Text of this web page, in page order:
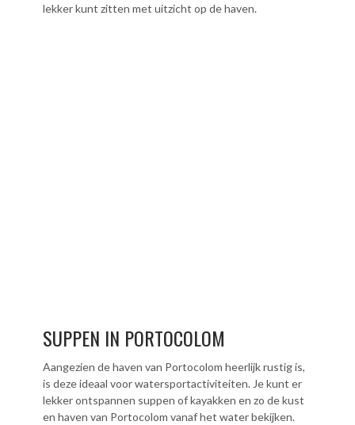
lekker kunt zitten met uitzicht op de haven.
SUPPEN IN PORTOCOLOM
Aangezien de haven van Portocolom heerlijk rustig is,
is deze ideaal voor watersportactiviteiten. Je kunt er
lekker ontspannen suppen of kayakken en zo de kust
en haven van Portocolom vanaf het water bekijken.